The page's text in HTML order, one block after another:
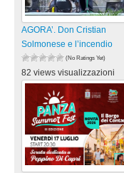
AGORA’. Don Cristian
Solmonese e l’incendio
(No Ratings Yet)
82 views visualizzazioni